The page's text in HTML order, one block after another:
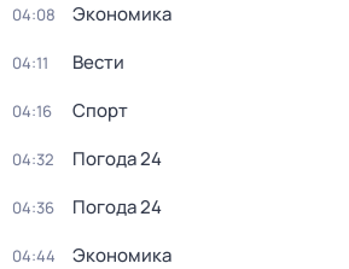
04:08 Экономика
04:11 Вести
04:16 Спорт
04:32 Погода 24
04:36 Погода 24
04:44 Экономика